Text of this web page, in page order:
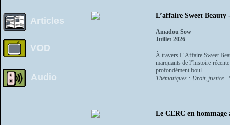
Articles
VOD
Audio
L’affaire Sweet
Amadou Sow
Juillet 2026
À travers L’Affaire Sweet
marquants de l’histoire
profondément boul...
Thématiques : Droit, justice -
Le CERC en hommage